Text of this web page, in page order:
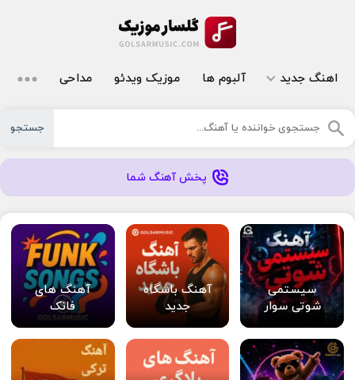
اهنگ جدید آلبوم ها موزیک ویدئو مداحی
جستجو
پخش آهنگ شما
سیستمی
شوتی سوار
آهنگ باشگاه
جدید
آهنگ های
فانک